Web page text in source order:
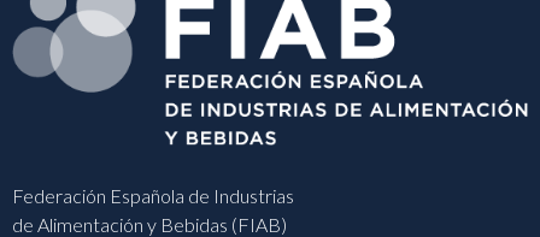
Federación Española de Industrias
de Alimentación y Bebidas (FIAB)